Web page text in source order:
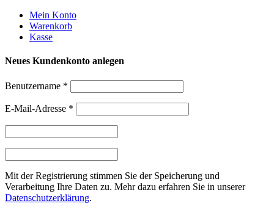
Weiter
zum
Inhalt
Mein Konto
Warenkorb
Kasse
Neues Kundenkonto anlegen
Benutzername *
E-Mail-Adresse *
Mit der Registrierung stimmen Sie der Speicherung und
Verarbeitung Ihre Daten zu. Mehr dazu erfahren Sie in unserer
Datenschutzerklärung.